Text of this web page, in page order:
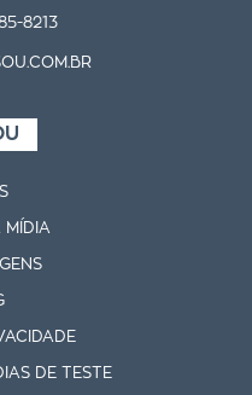
8213
MÍDIA
DE TESTE